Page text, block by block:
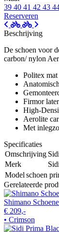
39 40 41 42 43
Reserveren
Beschrijving
De schoen voor
carbon/ nylon
Politex
Firmor
High-
Aerolite
Met
Specificaties
Omschrijving
Merk
Sidi
Model schoen
Gerelateerde
Shimano
€ 209,-
• Crimson